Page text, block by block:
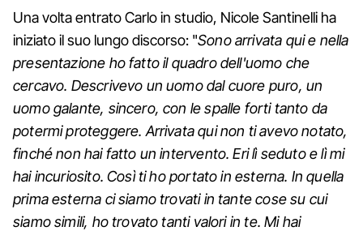
Una volta entrato Carlo in studio, Nicole Santinelli ha
iniziato il suo lungo discorso: "Sono arrivata qui e nella
presentazione ho fatto il quadro dell'uomo che
cercavo. Descrivevo un uomo dal cuore puro, un
uomo galante, sincero, con le spalle forti tanto da
potermi proteggere. Arrivata qui non ti avevo notato,
finché non hai fatto un intervento. Eri lì seduto e lì mi
hai incuriosito. Così ti ho portato in esterna. In quella
prima esterna ci siamo trovati in tante cose su cui
siamo simili, ho trovato tanti valori in te. Mi hai